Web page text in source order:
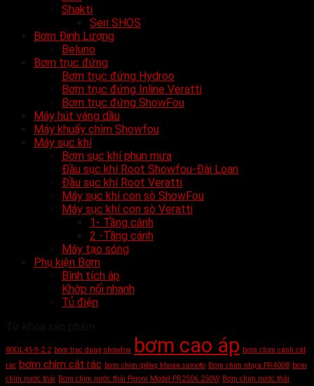
Shakti
Seri SHOS
Bơm Đinh Lượng
Beluno
Bơm trục đứng
Bơm trục đứng Hydroo
Bơm trục đứng Inline Veratti
Bơm trục đứng ShowFou
Máy hút váng dầu
Máy khuấy chìm Showfou
Máy sục khí
Bơm sục khí phun mưa
Đầu sục khí Root Showfou-Đài Loan
Đầu sục khí Root Veratti
Máy sục khí con sò ShowFou
Máy sục khí con sò Veratti
1- Tầng cánh
2 -Tầng cánh
Máy tạo sóng
Phụ kiện Bơm
Bình tích áp
Khớp nối nhanh
Tủ điện
80DL45-9-2.2 bom truc dung showfou bơm cao áp bơm chìm cánh cắt
rác bơm chìm cắt rác bơm chìm giếng khoan sumoto Bơm chìm nhựa PR4008 bơm
chìm nước thải Bơm chìm nước thải Peroni Model PR2506 250W Bơm chìm nước thải